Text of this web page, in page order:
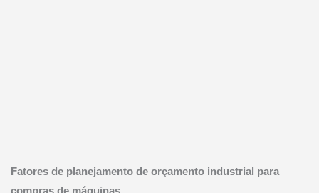
Fatores de planejamento de orçamento industrial para